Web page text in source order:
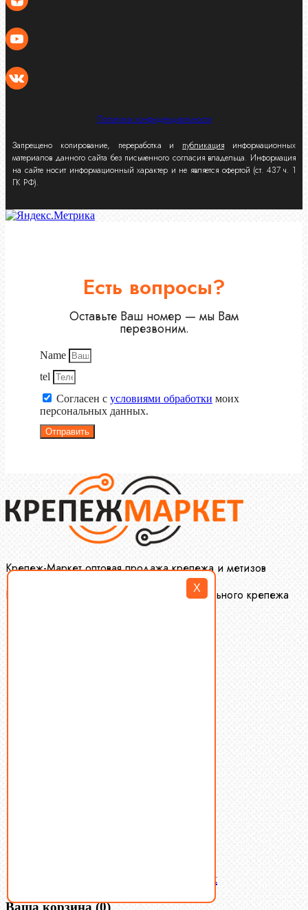
X
Политика конфиденциальности
Запрещено копирование, переработка и публикация информационных
материалов данного сайта без письменного согласия владельца. Информация
на сайте носит информационный характер и не является офертой (ст. 437 ч. 1
ГК РФ).
Есть вопросы?
Оставьте Ваш номер — мы Вам
перезвоним.
Name
tel
Согласен с условиями обработки моих
персональных данных.
Отправить
Крепеж-Маркет оптовая продажа крепежа и метизов
Производство и оптовая продажа специального крепежа
Латунный и бронзовый крепеж
Ваша корзина(0)